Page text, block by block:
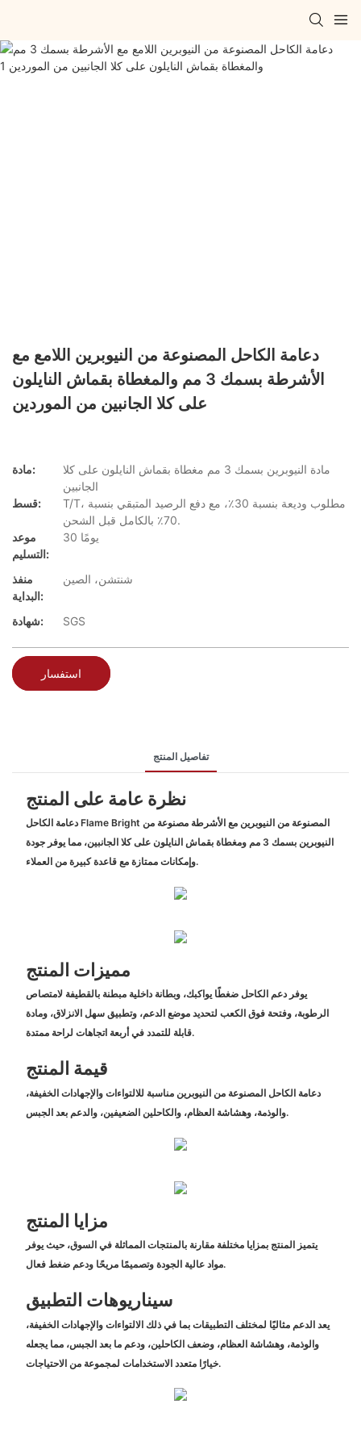
دعامة الكاحل المصنوعة من النيوبرين اللامع مع
الأشرطة بسمك 3 مم والمغطاة بقماش النايلون
على كلا الجانبين من الموردين
مادة:
مادة النيوبرين بسمك 3 مم مغطاة بقماش النايلون على كلا
الجانبين
قسط:
T/T، مطلوب وديعة بنسبة 30٪، مع دفع الرصيد المتبقي بنسبة
70٪ بالكامل قبل الشحن.
موعد
التسليم:
30 يومًا
منفذ
البداية:
شنتشن، الصين
شهادة: SGS
استفسار
تفاصيل المنتج
نظرة عامة على المنتج
دعامة الكاحل Flame Bright المصنوعة من النيوبرين مع الأشرطة مصنوعة من
النيوبرين بسمك 3 مم ومغطاة بقماش النايلون على كلا الجانبين، مما يوفر جودة
وإمكانات ممتازة مع قاعدة كبيرة من العملاء.
مميزات المنتج
يوفر دعم الكاحل ضغطًا يواكبك، وبطانة داخلية مبطنة بالقطيفة لامتصاص
الرطوبة، وفتحة فوق الكعب لتحديد موضع الدعم، وتطبيق سهل الانزلاق، ومادة
قابلة للتمدد في أربعة اتجاهات لراحة ممتدة.
قيمة المنتج
دعامة الكاحل المصنوعة من النيوبرين مناسبة للالتواءات والإجهادات الخفيفة،
والوذمة، وهشاشة العظام، والكاحلين الضعيفين، والدعم بعد الجبس.
مزايا المنتج
يتميز المنتج بمزايا مختلفة مقارنة بالمنتجات المماثلة في السوق، حيث يوفر
مواد عالية الجودة وتصميمًا مريحًا ودعم ضغط فعال.
سيناريوهات التطبيق
يعد الدعم مثاليًا لمختلف التطبيقات بما في ذلك الالتواءات والإجهادات الخفيفة،
والوذمة، وهشاشة العظام، وضعف الكاحلين، ودعم ما بعد الجبس، مما يجعله
خيارًا متعدد الاستخدامات لمجموعة من الاحتياجات.